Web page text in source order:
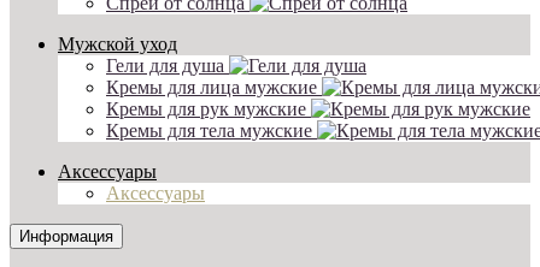
Мужской уход
Гели для душа
Кремы для лица мужские
Кремы для рук мужские
Кремы для тела мужские
Аксессуары
Аксессуары
Информация